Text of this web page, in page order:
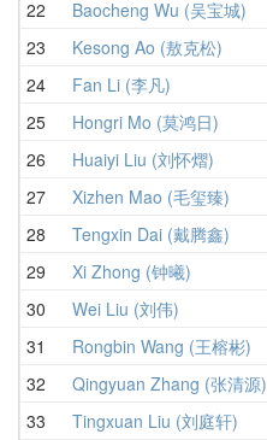
22 Baocheng Wu (吴宝城)
23 Kesong Ao (敖克松)
24 Fan Li (李凡)
25 Hongri Mo (莫鸿日)
26 Huaiyi Liu (刘怀熠)
27 Xizhen Mao (毛玺臻)
28 Tengxin Dai (戴腾鑫)
29 Xi Zhong (钟曦)
30 Wei Liu (刘伟)
31 Rongbin Wang (王榕彬)
32 Qingyuan Zhang (张清源)
33 Tingxuan Liu (刘庭轩)